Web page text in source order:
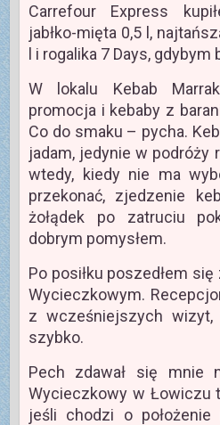
Carrefour Express
jabłko-mięta 0,5 l,
l i rogalika 7 Days, gdybym
W lokalu Kebab
promocja i kebaby z
Co do smaku – pycha.
jadam, jedynie w podróży
wtedy, kiedy nie ma
przekonać, zjedzenie
żołądek po zatruciu
dobrym pomysłem.
Po posiłku poszedłem
Wycieczkowym.
z wcześniejszych wizyt,
szybko.
Pech zdawał się mnie
Wycieczkowy w Łowiczu
jeśli chodzi o